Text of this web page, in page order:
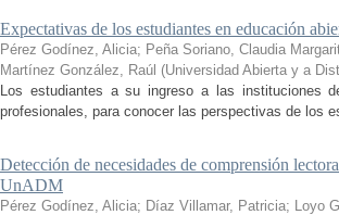
Expectativas de los estudiantes en educación
Pérez Godínez, Alicia; Peña Soriano, Claudia
Martínez González, Raúl (Universidad Abierta y a
Los estudiantes a su ingreso a las instituciones
profesionales, para conocer las perspectivas de los
Detección de necesidades de comprensión
UnADM
Pérez Godínez, Alicia; Díaz Villamar, Patricia; Loyo